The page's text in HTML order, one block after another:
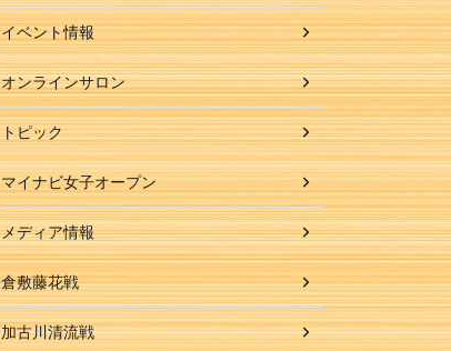
イベント情報
オンラインサロン
トピック
マイナビ女子オープン
メディア情報
倉敷藤花戦
加古川清流戦